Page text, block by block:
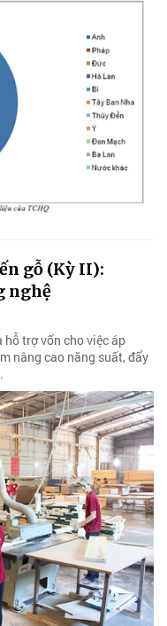
gỗ (Kỳ II):
nghệ
hỗ trợ vốn cho việc áp
nâng cao năng suất, đẩy